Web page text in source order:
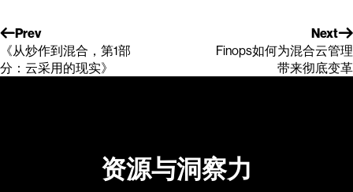
Prev
《从炒作到混合，第1部
分：云采用的现实》
Next
Finops如何为混合云管理
带来彻底变革
资源与洞察力